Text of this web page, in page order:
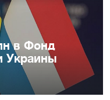
в Фонд
Украины